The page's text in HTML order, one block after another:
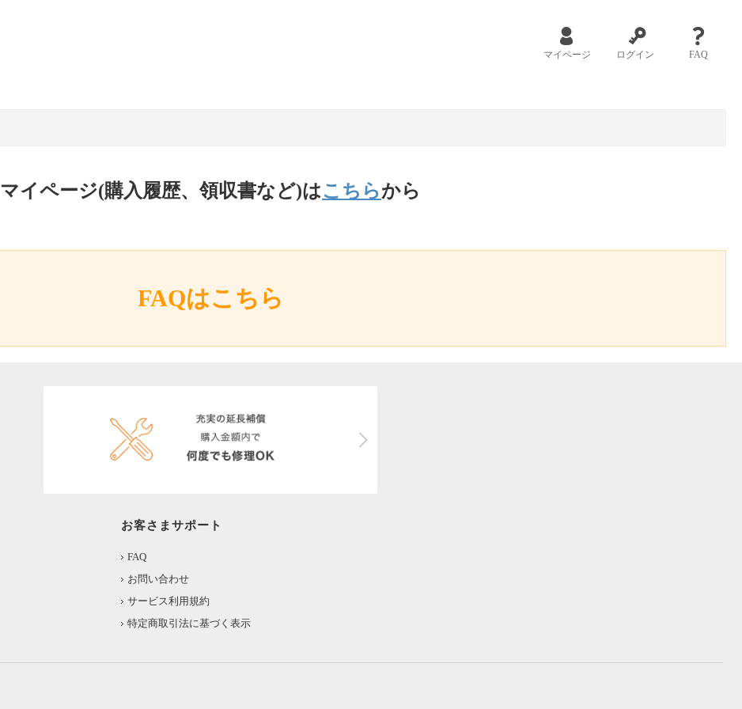
マイページ ログイン FAQ
マイページ(購入履歴、領収書など)はこちらから
FAQはこちら
お客さまサポート
FAQ
お問い合わせ
サービス利用規約
特定商取引法に基づく表示